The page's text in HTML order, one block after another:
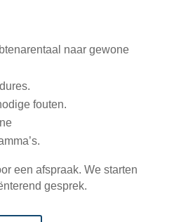
naar gewone
fouten.
een afspraak. We starten
gesprek.